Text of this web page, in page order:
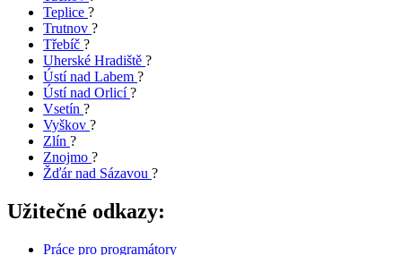
Teplice ?
Trutnov ?
Třebíč ?
Uherské Hradiště ?
Ústí nad Labem ?
Ústí nad Orlicí?
Vsetín ?
Vyškov ?
Zlín ?
Znojmo ?
Žďár nad Sázavou ?
Užitečné odkazy:
Práce pro programátory